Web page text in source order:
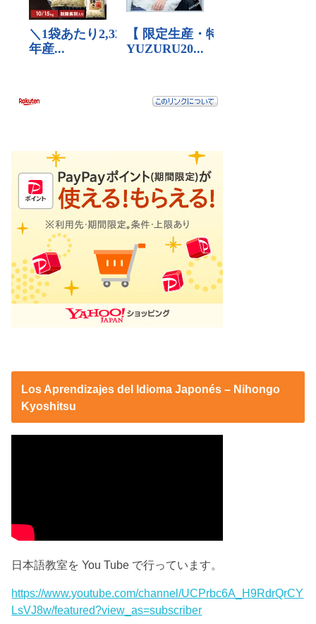
Los Aprendizajes del Idioma Japonés – Nihongo
Kyoshitsu
日本語教室を You Tube で行っています。
https://www.youtube.com/channel/UCPrbc6A_H9RdrQrCY
LsVJ8w/featured?view_as=subscriber